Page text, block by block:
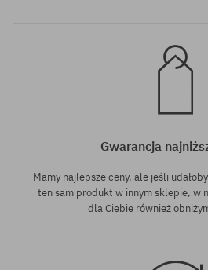
Gwarancja
Mamy najlepsze ceny, ale jeśli
ten sam produkt w innym sklepie, w
dla Ciebie również